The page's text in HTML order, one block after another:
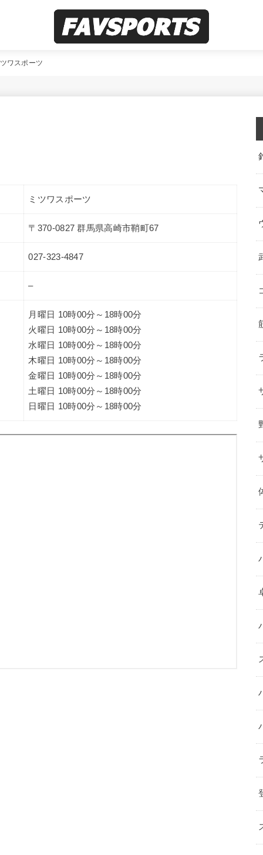
ワスポーツ
ミツワスポーツ
〒370-0827 群馬県高崎市鞘町67
027-323-4847
–
月曜日 10時00分～18時00分
火曜日 10時00分～18時00分
水曜日 10時00分～18時00分
木曜日 10時00分～18時00分
金曜日 10時00分～18時00分
土曜日 10時00分～18時00分
日曜日 10時00分～18時00分